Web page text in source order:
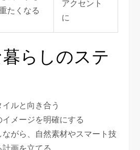
たくなる
アクセント
に
らしのステ
ルと向き合う
メージを明確にする
がら、自然素材やスマート技
画を立てる